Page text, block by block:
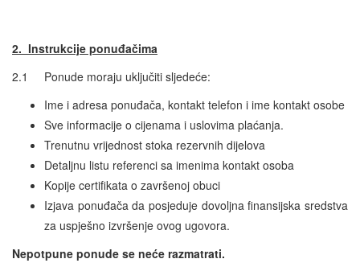
2. Instrukcije ponuđačima
2.1 Ponude moraju uključiti sljedeće:
Ime i adresa ponuđača, kontakt telefon i ime kontakt osobe
Sve informacije o cijenama i uslovima plaćanja.
Trenutnu vrijednost stoka rezervnih dijelova
Detaljnu listu referenci sa imenima kontakt osoba
Kopije certifikata o završenoj obuci
Izjava ponuđača da posjeduje dovoljna finansijska sredstva
za uspješno izvršenje ovog ugovora.
Nepotpune ponude se neće razmatrati.